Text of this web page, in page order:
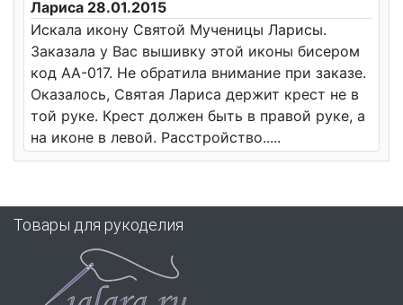
Лариса 28.01.2015
Искала икону Святой Мученицы Ларисы.
Заказала у Вас вышивку этой иконы бисером
код AА-017. Не обратила внимание при заказе.
Оказалось, Святая Лариса держит крест не в
той руке. Крест должен быть в правой руке, а
на иконе в левой. Расстройство.....
Товары для рукоделия